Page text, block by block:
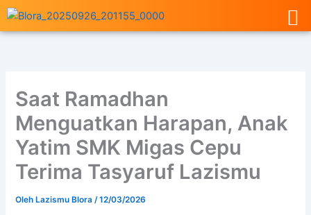
Lewati
Saat Ramadhan
Menguatkan Harapan, Anak
Yatim SMK Migas Cepu
Terima Tasyaruf Lazismu
Oleh Lazismu Blora/12/03/2026